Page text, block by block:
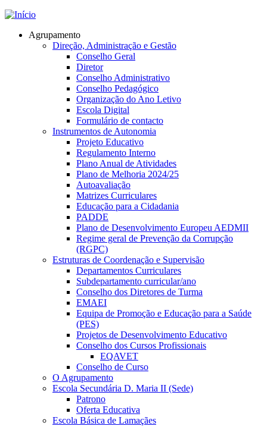
Jump to navigation
Agrupamento
Direção, Administração e Gestão
Conselho Geral
Diretor
Conselho Administrativo
Conselho Pedagógico
Organização do Ano Letivo
Escola Digital
Formulário de contacto
Instrumentos de Autonomia
Projeto Educativo
Regulamento Interno
Plano Anual de Atividades
Plano de Melhoria 2024/25
Autoavaliação
Matrizes Curriculares
Educação para a Cidadania
PADDE
Plano de Desenvolvimento Europeu AEDMII
Regime geral de Prevenção da Corrupção
(RGPC)
Estruturas de Coordenação e Supervisão
Departamentos Curriculares
Subdepartamento curricular/ano
Conselho dos Diretores de Turma
EMAEI
Equipa de Promoção e Educação para a Saúde
(PES)
Projetos de Desenvolvimento Educativo
Conselho dos Cursos Profissionais
EQAVET
Conselho de Curso
O Agrupamento
Escola Secundária D. Maria II (Sede)
Patrono
Oferta Educativa
Escola Básica de Lamaçães